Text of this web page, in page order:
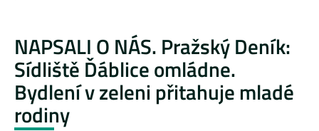
NAPSALI O NÁS. Pražský Deník:
Sídliště Ďáblice omládne.
Bydlení v zeleni přitahuje mladé
rodiny